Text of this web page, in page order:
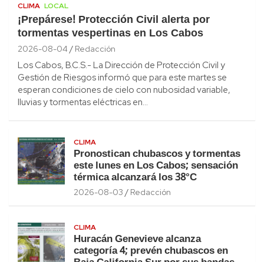
CLIMA LOCAL
¡Prepárese! Protección Civil alerta por
tormentas vespertinas en Los Cabos
2026-08-04 Redacción
Los Cabos, B.C.S.- La Dirección de Protección Civil y
Gestión de Riesgos informó que para este martes se
esperan condiciones de cielo con nubosidad variable,
lluvias y tormentas eléctricas en…
CLIMA
Pronostican chubascos y tormentas
este lunes en Los Cabos; sensación
térmica alcanzará los 38°C
2026-08-03 Redacción
CLIMA
Huracán Genevieve alcanza
categoría 4; prevén chubascos en